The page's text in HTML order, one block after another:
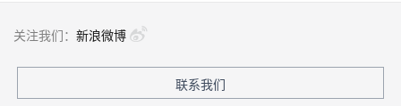
关注我们： 新浪微博
联系我们